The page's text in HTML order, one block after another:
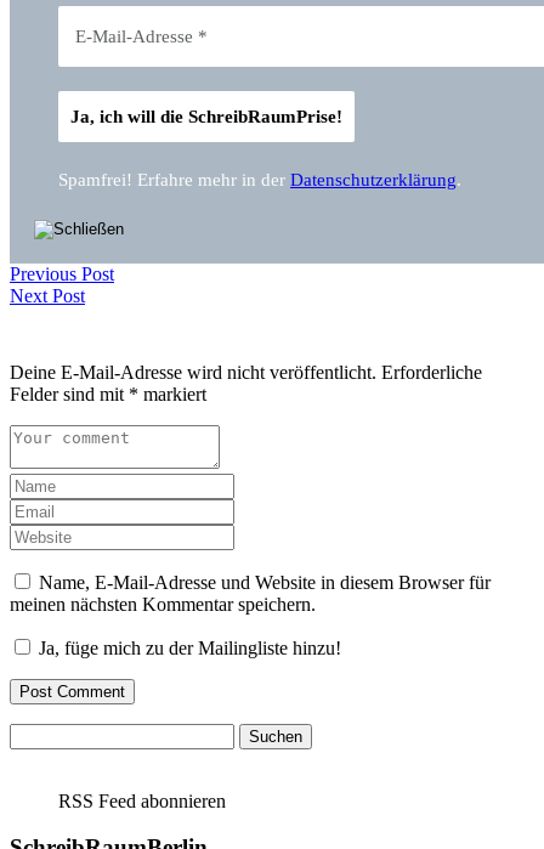
Spamfrei! Erfahre mehr in der Datenschutzerklärung.
Previous Post
Next Post
Deine E-Mail-Adresse wird nicht veröffentlicht. Erforderliche
Felder sind mit * markiert
Name, E-Mail-Adresse und Website in diesem Browser für
meinen nächsten Kommentar speichern.
Ja, füge mich zu der Mailingliste hinzu!
nach:
RSS Feed abonnieren